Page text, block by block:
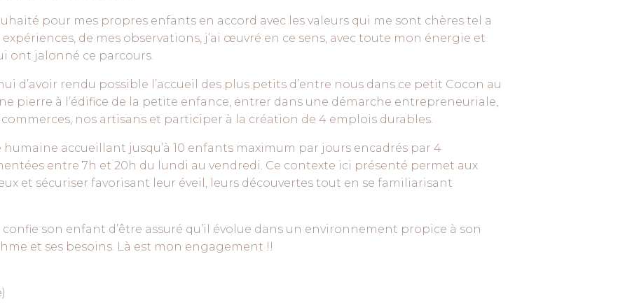
pour mes propres enfants en accord avec les valeurs qui me sont chères tel a
de mes observations, j’ai œuvré en ce sens, avec toute mon énergie et
ont jalonné ce parcours.
d’avoir rendu possible l’accueil des plus petits d’entre nous dans ce petit Cocon au
pierre à l’édifice de la petite enfance, entrer dans une démarche entrepreneuriale,
nos artisans et participer à la création de 4 emplois durables.
accueillant jusqu’à 10 enfants maximum par jours encadrés par 4
entre 7h et 20h du lundi au vendredi. Ce contexte ici présenté permet aux
et sécuriser favorisant leur éveil, leurs découvertes tout en se familiarisant
son enfant d’être assuré qu’il évolue dans un environnement propice à son
et ses besoins. Là est mon engagement !!